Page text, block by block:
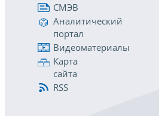
СМЭВ
Аналитический
портал
Видеоматериалы
Карта
сайта
RSS